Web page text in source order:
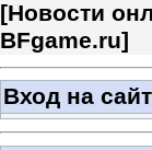
[Новости
BFgame.ru]
Вход на сайт